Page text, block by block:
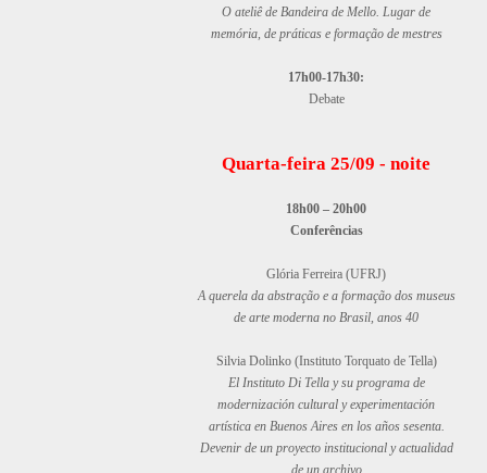
O ateliê de Bandeira de Mello. Lugar de
memória, de práticas e formação de mestres
17h00-17h30:
Debate
Quarta-feira 25/09 - noite
18h00 – 20h00
Conferências
Glória Ferreira (UFRJ)
A querela da abstração e a formação dos museus
de arte moderna no Brasil, anos 40
Silvia Dolinko (Instituto Torquato de Tella)
El Instituto Di Tella y su programa de
modernización cultural y experimentación
artística en Buenos Aires en los años sesenta.
Devenir de un proyecto institucional y actualidad